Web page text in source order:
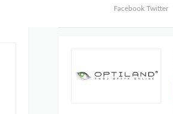
FacebookTwitter